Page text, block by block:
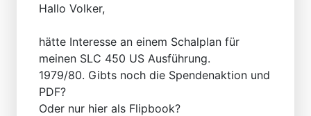
Hallo Volker,
hätte Interesse an einem Schalplan für
meinen SLC 450 US Ausführung.
1979/80. Gibts noch die Spendenaktion und
PDF?
Oder nur hier als Flipbook?